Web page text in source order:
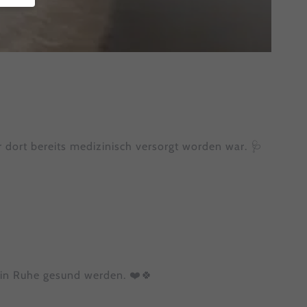
dort bereits medizinisch versorgt worden war. 🩺
Ruhe gesund werden. ❤️🍀